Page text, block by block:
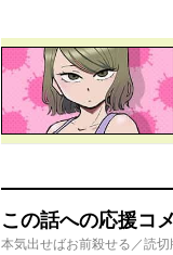
この話への応援コ
本気出せばお前殺せる／読切